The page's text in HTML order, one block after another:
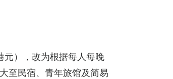
元），改为根据每人每晚
至民宿、青年旅馆及简易